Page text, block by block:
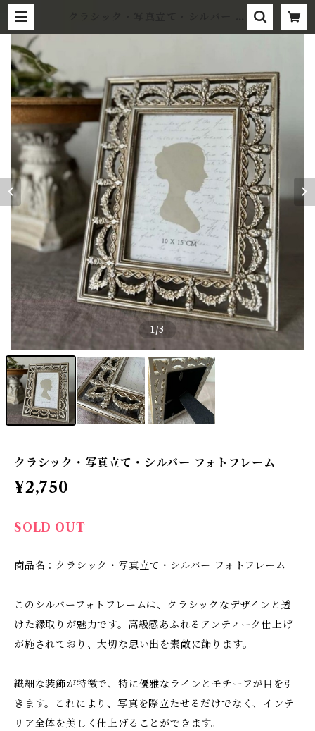
1/3
クラシック・写真立て・シルバー フォトフレーム
¥2,750
SOLD OUT
商品名：クラシック・写真立て・シルバー フォトフレーム
このシルバーフォトフレームは、クラシックなデザインと透
けた縁取りが魅力です。高級感あふれるアンティーク仕上げ
が施されており、大切な思い出を素敵に飾ります。
繊細な装飾が特徴で、特に優雅なラインとモチーフが目を引
きます。これにより、写真を際立たせるだけでなく、インテ
リア全体を美しく仕上げることができます。